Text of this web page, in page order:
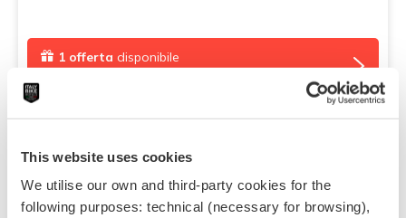
This website uses cookies
We utilise our own and third-party cookies for the
following purposes: technical (necessary for browsing),
1 offerta disponibile
€ 65,00